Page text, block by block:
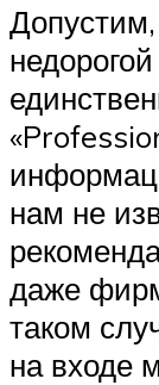
нам не
даже
таком
на входе